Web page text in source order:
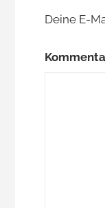
Deine E-